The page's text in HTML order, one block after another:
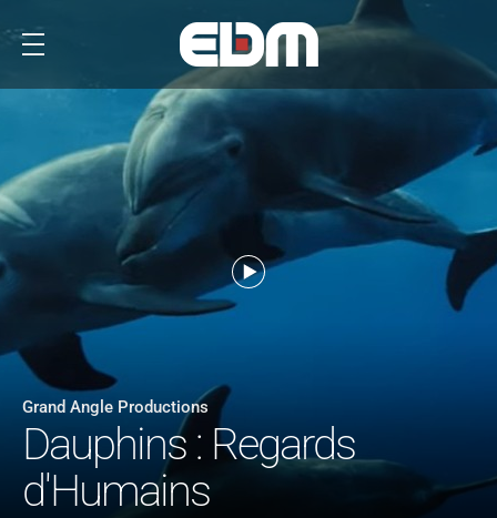
Grand Angle Productions
Dauphins : Regards
d'Humains